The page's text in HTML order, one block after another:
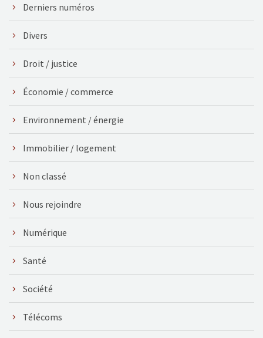
Derniers numéros
Divers
Droit / justice
Économie / commerce
Environnement / énergie
Immobilier / logement
Non classé
Nous rejoindre
Numérique
Santé
Société
Télécoms